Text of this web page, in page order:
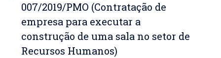
007/2019/PMO (Contratação de
empresa para executar a
construção de uma sala no setor de
Recursos Humanos)